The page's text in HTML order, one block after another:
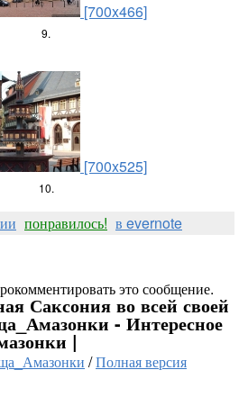
[700x466]
9.
[700x525]
10.
понравилось! в evernote
это сообщение.
Саксония во всей своей
- Интересное
|
/Полная версия